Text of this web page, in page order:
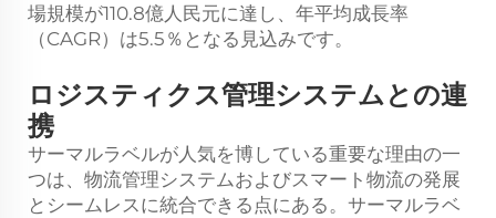
場規模が110.8億人民元に達し、年平均成長率
（CAGR）は5.5％となる見込みです。
ロジスティクス管理システムとの連
携
サーマルラベルが人気を博している重要な理由の一
つは、物流管理システムおよびスマート物流の発展
とシームレスに統合できる点にある。サーマルラベ